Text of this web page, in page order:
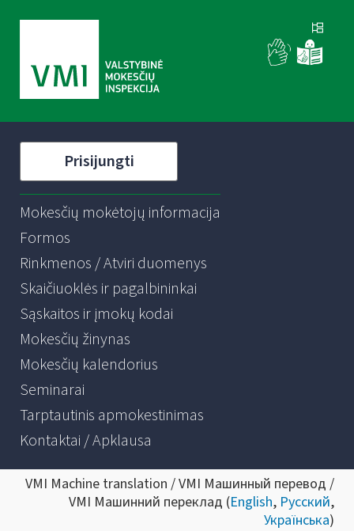
Prisijungti
Mokesčių mokėtojų informacija
Formos
Rinkmenos / Atviri duomenys
Skaičiuoklės ir pagalbininkai
Sąskaitos ir įmokų kodai
Mokesčių žinynas
Mokesčių kalendorius
Seminarai
Tarptautinis apmokestinimas
Kontaktai / Apklausa
VMI Machine translation / VMI Машинный перевод /
VMI Машинний переклад (English, Русский,
Українська)